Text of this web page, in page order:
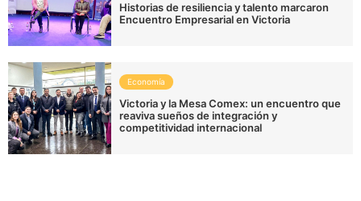
Historias de resiliencia y talento marcaron
Encuentro Empresarial en Victoria
Economía
Victoria y la Mesa Comex: un encuentro que
reaviva sueños de integración y
competitividad internacional